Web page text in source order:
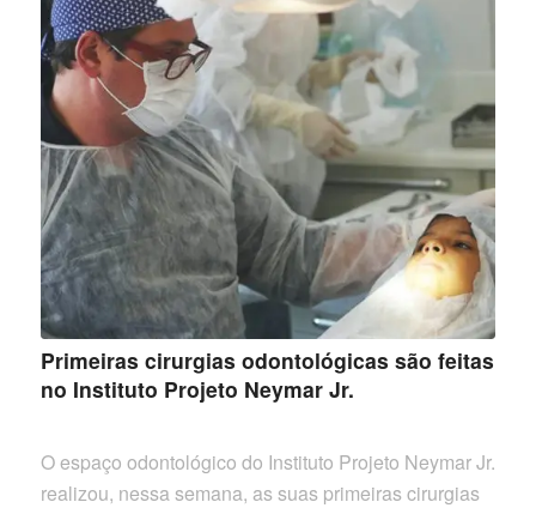
Primeiras cirurgias odontológicas são feitas
no Instituto Projeto Neymar Jr.
O espaço odontológico do Instituto Projeto Neymar Jr.
realizou, nessa semana, as suas primeiras cirurgias